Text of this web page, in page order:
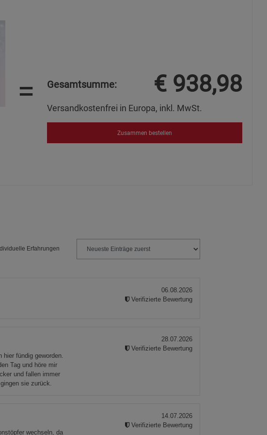
= Gesamtsumme: € 938,98
Versandkostenfrei in Europa, inkl. MwSt.
Zusammen bestellen
Erfahrungen
06.08.2026
Verifizierte Bewertung
hier fündig geworden.
Tag und höre mir
und fallen immer
sie zurück.
28.07.2026
Verifizierte Bewertung
wechseln, da
14.07.2026
Verifizierte Bewertung